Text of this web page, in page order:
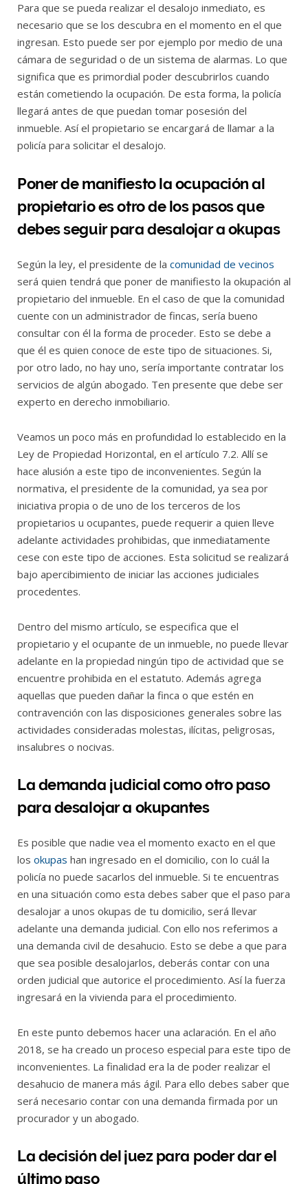
Para que se pueda realizar el desalojo inmediato, es
necesario que se los descubra en el momento en el que
ingresan. Esto puede ser por ejemplo por medio de una
cámara de seguridad o de un sistema de alarmas. Lo que
significa que es primordial poder descubrirlos cuando
están cometiendo la ocupación. De esta forma, la policía
llegará antes de que puedan tomar posesión del
inmueble. Así el propietario se encargará de llamar a la
policía para solicitar el desalojo.
Poner de manifiesto la ocupación al
propietario es otro de los pasos que
debes seguir para desalojar a okupas
Según la ley, el presidente de la comunidad de vecinos
será quien tendrá que poner de manifiesto la okupación al
propietario del inmueble. En el caso de que la comunidad
cuente con un administrador de fincas, sería bueno
consultar con él la forma de proceder. Esto se debe a
que él es quien conoce de este tipo de situaciones. Si,
por otro lado, no hay uno, sería importante contratar los
servicios de algún abogado. Ten presente que debe ser
experto en derecho inmobiliario.
Veamos un poco más en profundidad lo establecido en la
Ley de Propiedad Horizontal, en el artículo 7.2. Allí se
hace alusión a este tipo de inconvenientes. Según la
normativa, el presidente de la comunidad, ya sea por
iniciativa propia o de uno de los terceros de los
propietarios u ocupantes, puede requerir a quien lleve
adelante actividades prohibidas, que inmediatamente
cese con este tipo de acciones. Esta solicitud se realizará
bajo apercibimiento de iniciar las acciones judiciales
procedentes.
Dentro del mismo artículo, se especifica que el
propietario y el ocupante de un inmueble, no puede llevar
adelante en la propiedad ningún tipo de actividad que se
encuentre prohibida en el estatuto. Además agrega
aquellas que pueden dañar la finca o que estén en
contravención con las disposiciones generales sobre las
actividades consideradas molestas, ilícitas, peligrosas,
insalubres o nocivas.
La demanda judicial como otro paso
para desalojar a okupantes
Es posible que nadie vea el momento exacto en el que
los okupas han ingresado en el domicilio, con lo cuál la
policía no puede sacarlos del inmueble. Si te encuentras
en una situación como esta debes saber que el paso para
desalojar a unos okupas de tu domicilio, será llevar
adelante una demanda judicial. Con ello nos referimos a
una demanda civil de desahucio. Esto se debe a que para
que sea posible desalojarlos, deberás contar con una
orden judicial que autorice el procedimiento. Así la fuerza
ingresará en la vivienda para el procedimiento.
En este punto debemos hacer una aclaración. En el año
2018, se ha creado un proceso especial para este tipo de
inconvenientes. La finalidad era la de poder realizar el
desahucio de manera más ágil. Para ello debes saber que
será necesario contar con una demanda firmada por un
procurador y un abogado.
La decisión del juez para poder dar el
último paso